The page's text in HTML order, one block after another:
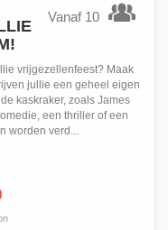
Vanaf 10
vrijgezellenfeest? Maak
jullie een geheel eigen
kaskraker, zoals James
een thriller of een
worden verd...